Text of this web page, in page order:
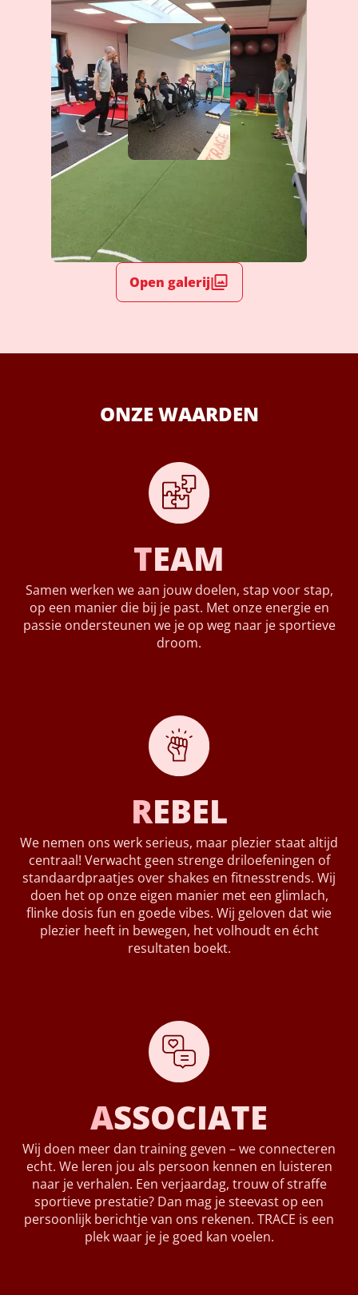
Open galerij
ONZE WAARDEN
TEAM
Samen werken we aan jouw doelen, stap voor stap,
op een manier die bij je past. Met onze energie en
passie ondersteunen we je op weg naar je sportieve
droom.
REBEL
We nemen ons werk serieus, maar plezier staat altijd
centraal! Verwacht geen strenge driloefeningen of
standaardpraatjes over shakes en fitnesstrends. Wij
doen het op onze eigen manier met een glimlach,
flinke dosis fun en goede vibes. Wij geloven dat wie
plezier heeft in bewegen, het volhoudt en écht
resultaten boekt.
ASSOCIATE
Wij doen meer dan training geven – we connecteren
echt. We leren jou als persoon kennen en luisteren
naar je verhalen. Een verjaardag, trouw of straffe
sportieve prestatie? Dan mag je steevast op een
persoonlijk berichtje van ons rekenen. TRACE is een
plek waar je je goed kan voelen.